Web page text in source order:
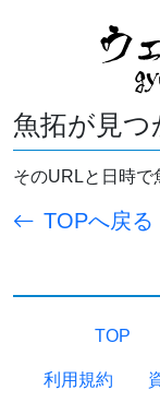
魚拓が見つ
そのURLと日時で
TOPへ戻る
TOP
利用規約